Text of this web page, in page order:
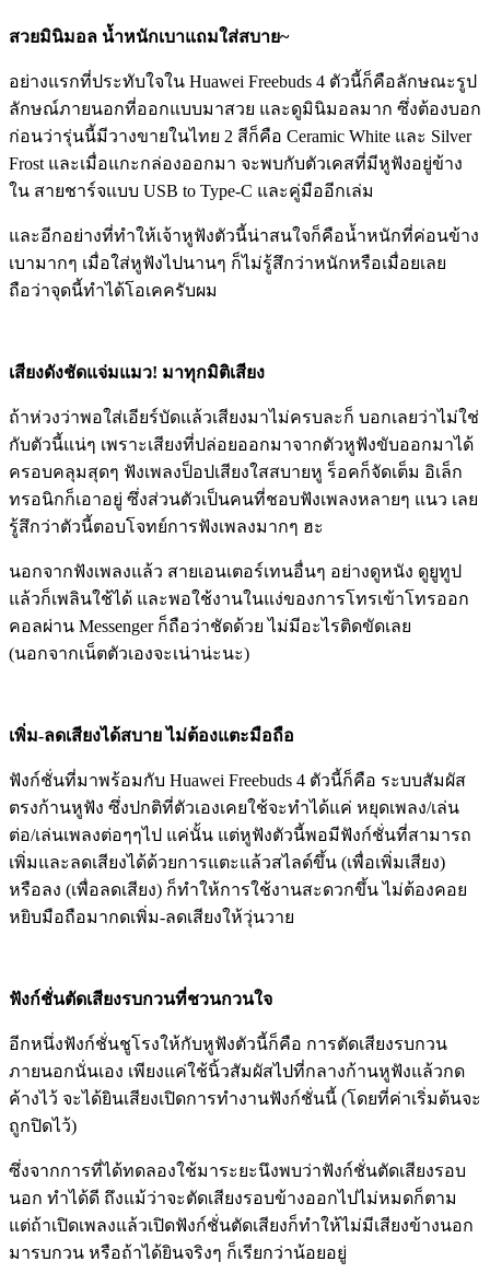
สวยมินิมอล น้ำหนักเบาแถมใส่สบาย~
อย่างแรกที่ประทับใจใน Huawei Freebuds 4 ตัวนี้ก็คือลักษณะรูป
ลักษณ์ภายนอกที่ออกแบบมาสวย และดูมินิมอลมาก ซึ่งต้องบอก
ก่อนว่ารุ่นนี้มีวางขายในไทย 2 สีก็คือ Ceramic White และ Silver
Frost และเมื่อแกะกล่องออกมา จะพบกับตัวเคสที่มีหูฟังอยู่ข้าง
ใน สายชาร์จแบบ USB to Type-C และคู่มืออีกเล่ม
และอีกอย่างที่ทำให้เจ้าหูฟังตัวนี้น่าสนใจก็คือน้ำหนักที่ค่อนข้าง
เบามากๆ เมื่อใส่หูฟังไปนานๆ ก็ไม่รู้สึกว่าหนักหรือเมื่อยเลย
ถือว่าจุดนี้ทำได้โอเคครับผม
เสียงดังชัดแจ่มแมว! มาทุกมิติเสียง
ถ้าห่วงว่าพอใส่เอียร์บัดแล้วเสียงมาไม่ครบละก็ บอกเลยว่าไม่ใช่
กับตัวนี้แน่ๆ เพราะเสียงที่ปล่อยออกมาจากตัวหูฟังขับออกมาได้
ครอบคลุมสุดๆ ฟังเพลงป็อปเสียงใสสบายหู ร็อคก็จัดเต็ม อิเล็ก
ทรอนิกก็เอาอยู่ ซึ่งส่วนตัวเป็นคนที่ชอบฟังเพลงหลายๆ แนว เลย
รู้สึกว่าตัวนี้ตอบโจทย์การฟังเพลงมากๆ ฮะ
นอกจากฟังเพลงแล้ว สายเอนเตอร์เทนอื่นๆ อย่างดูหนัง ดูยูทูป
แล้วก็เพลินใช้ได้ และพอใช้งานในแง่ของการโทรเข้าโทรออก
คอลผ่าน Messenger ก็ถือว่าชัดด้วย ไม่มีอะไรติดขัดเลย
(นอกจากเน็ตตัวเองจะเน่าน่ะนะ)
เพิ่ม-ลดเสียงได้สบาย ไม่ต้องแตะมือถือ
ฟังก์ชั่นที่มาพร้อมกับ Huawei Freebuds 4 ตัวนี้ก็คือ ระบบสัมผัส
ตรงก้านหูฟัง ซึ่งปกติที่ตัวเองเคยใช้จะทำได้แค่ หยุดเพลง/เล่น
ต่อ/เล่นเพลงต่อๆๆไป แค่นั้น แต่หูฟังตัวนี้พอมีฟังก์ชั่นที่สามารถ
เพิ่มและลดเสียงได้ด้วยการแตะแล้วสไลด์ขึ้น (เพื่อเพิ่มเสียง)
หรือลง (เพื่อลดเสียง) ก็ทำให้การใช้งานสะดวกขึ้น ไม่ต้องคอย
หยิบมือถือมากดเพิ่ม-ลดเสียงให้วุ่นวาย
ฟังก์ชั่นตัดเสียงรบกวนที่ชวนกวนใจ
อีกหนึ่งฟังก์ชั่นชูโรงให้กับหูฟังตัวนี้ก็คือ การตัดเสียงรบกวน
ภายนอกนั่นเอง เพียงแค่ใช้นิ้วสัมผัสไปที่กลางก้านหูฟังแล้วกด
ค้างไว้ จะได้ยินเสียงเปิดการทำงานฟังก์ชั่นนี้ (โดยที่ค่าเริ่มต้นจะ
ถูกปิดไว้)
ซึ่งจากการที่ได้ทดลองใช้มาระยะนึงพบว่าฟังก์ชั่นตัดเสียงรอบ
นอก ทำได้ดี ถึงแม้ว่าจะตัดเสียงรอบข้างออกไปไม่หมดก็ตาม
แต่ถ้าเปิดเพลงแล้วเปิดฟังก์ชั่นตัดเสียงก็ทำให้ไม่มีเสียงข้างนอก
มารบกวน หรือถ้าได้ยินจริงๆ ก็เรียกว่าน้อยอยู่